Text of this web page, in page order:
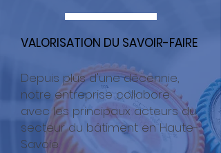
VALORISATION DU SAVOIR-FAIRE
Depuis plus d'une décennie,
notre entreprise collabore
avec les principaux acteurs du
secteur du bâtiment en Haute-
Savoie.